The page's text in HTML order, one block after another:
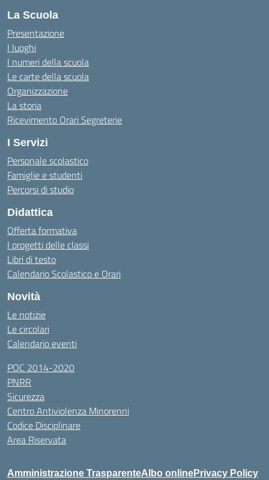
La Scuola
Presentazione
I luoghi
I numeri della scuola
Le carte della scuola
Organizzazione
La storia
Ricevimento Orari Segreterie
I Servizi
Personale scolastico
Famiglie e studenti
Percorsi di studio
Didattica
Offerta formativa
I progetti delle classi
Libri di testo
Calendario Scolastico e Orari
Novità
Le notizie
Le circolari
Calendario eventi
POC 2014-2020
PNRR
Sicurezza
Centro Antiviolenza Minorenni
Codice Disciplinare
Area Riservata
Amministrazione TrasparenteAlbo onlinePrivacy Policy